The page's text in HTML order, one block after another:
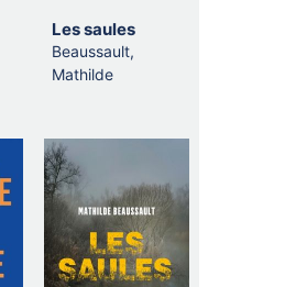
Les saules
Beaussault,
Mathilde